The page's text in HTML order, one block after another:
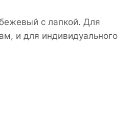
с лапкой. Для
и для индивидуального